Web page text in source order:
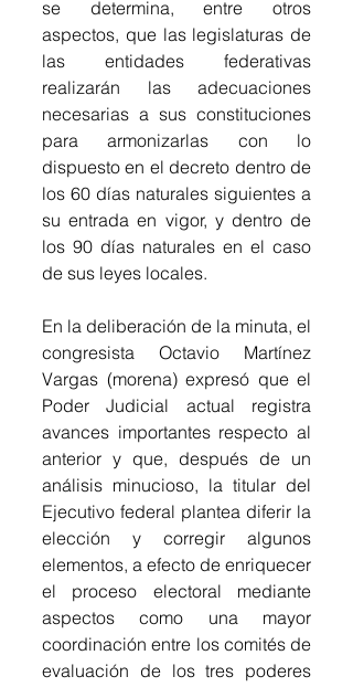
se determina, entre otros
aspectos, que las legislaturas de
las entidades federativas
realizarán las adecuaciones
necesarias a sus constituciones
para armonizarlas con lo
dispuesto en el decreto dentro de
los 60 días naturales siguientes a
su entrada en vigor, y dentro de
los 90 días naturales en el caso
de sus leyes locales.
En la deliberación de la minuta, el
congresista Octavio Martínez
Vargas (morena) expresó que el
Poder Judicial actual registra
avances importantes respecto al
anterior y que, después de un
análisis minucioso, la titular del
Ejecutivo federal plantea diferir la
elección y corregir algunos
elementos, a efecto de enriquecer
el proceso electoral mediante
aspectos como una mayor
coordinación entre los comités de
evaluación de los tres poderes